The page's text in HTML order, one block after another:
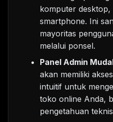
komputer desktop,
smartphone. Ini
mayoritas
melalui ponsel.
Panel Admin
akan memiliki
intuitif untuk
toko online Anda,
pengetahuan